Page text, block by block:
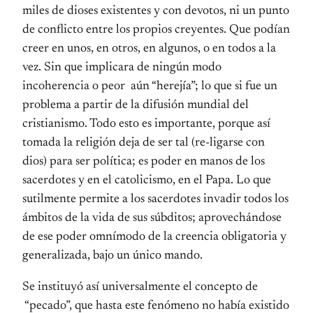
miles de dioses existentes y con devotos, ni un punto
de conflicto entre los propios creyentes. Que podían
creer en unos, en otros, en algunos, o en todos a la
vez. Sin que implicara de ningún modo
incoherencia o peor aún “herejía”; lo que si fue un
problema a partir de la difusión mundial del
cristianismo. Todo esto es importante, porque así
tomada la religión deja de ser tal (re-ligarse con
dios) para ser política; es poder en manos de los
sacerdotes y en el catolicismo, en el Papa. Lo que
sutilmente permite a los sacerdotes invadir todos los
ámbitos de la vida de sus súbditos; aprovechándose
de ese poder omnímodo de la creencia obligatoria y
generalizada, bajo un único mando.
Se instituyó así universalmente el concepto de
“pecado”, que hasta este fenómeno no había existido